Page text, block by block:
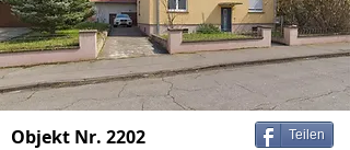
Objekt Nr. 2202 Teilen